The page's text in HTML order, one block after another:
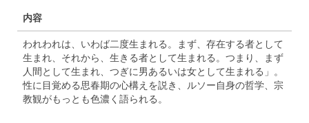
内容
われわれは、いわば二度生まれる。まず、存在する者として
生まれ、それから、生きる者として生まれる。つまり、まず
人間として生まれ、つぎに男あるいは女として生まれる」。
性に目覚める思春期の心構えを説き、ルソー自身の哲学、宗
教観がもっとも色濃く語られる。